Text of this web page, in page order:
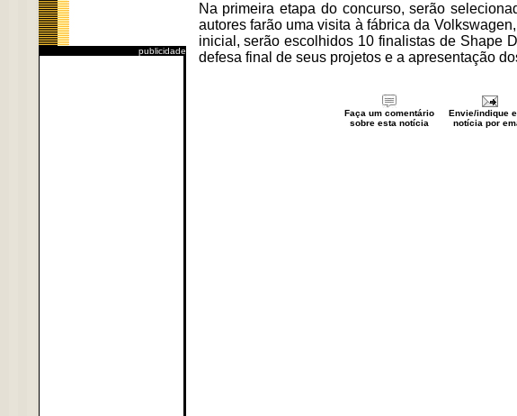
publicidade
Na primeira etapa do concurso, serão
autores farão uma visita à fábrica da
inicial, serão escolhidos 10 finalistas de Shape
defesa final de seus projetos e a apresentação
Faça um comentário
sobre esta notícia
Envie/indique
notícia por